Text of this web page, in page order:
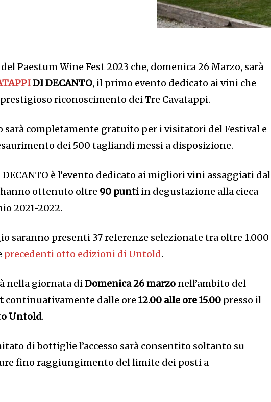
Paestum Wine Fest 2023 che, domenica 26 Marzo, sarà
DI DECANTO, il primo evento dedicato ai vini che
riconoscimento dei Tre Cavatappi.
sarà completamente gratuito per i visitatori del Festival e
dei 500 tagliandi messi a disposizione.
DECANTO è l’evento dedicato ai migliori vini assaggiati dal
hanno ottenuto oltre 90 puntiin degustazione alla cieca
2021-2022.
saranno presenti 37 referenze selezionate tra oltre 1.000
precedenti otto edizioni di Untold.
nella giornata diDomenica 26 marzo nell’ambito del
continuativamente dalle ore12.00 alle ore 15.00 presso il
Untold.
di bottiglie l’accesso sarà consentito soltanto su
fino raggiungimento del limite dei posti a